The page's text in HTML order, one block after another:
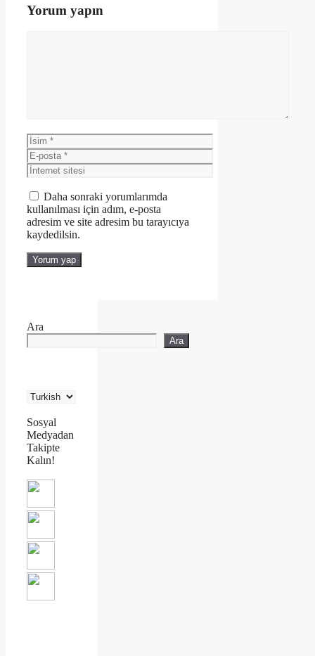
Yorum yapın
İsim
E-
posta
İnternet
sitesi
Daha sonraki yorumlarımda
kullanılması için adım, e-posta
adresim ve site adresim bu tarayıcıya
kaydedilsin.
Ara
Ara
Sosyal
Medyadan
Takipte
Kalın!